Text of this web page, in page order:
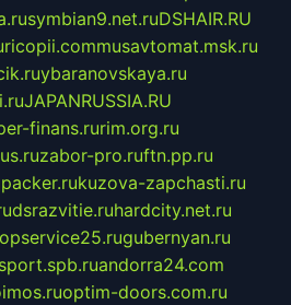
symbian9.net.ruDSHAIR.RU
musavtomat.msk.ru
ybaranovskaya.ru
JAPANRUSSIA.RU
finans.rurim.org.ru
zabor-pro.ruftn.pp.ru
kuzova-zapchasti.ru
dsrazvitie.ruhardcity.net.ru
gubernyan.ru
andorra24.com
optim-doors.com.ru